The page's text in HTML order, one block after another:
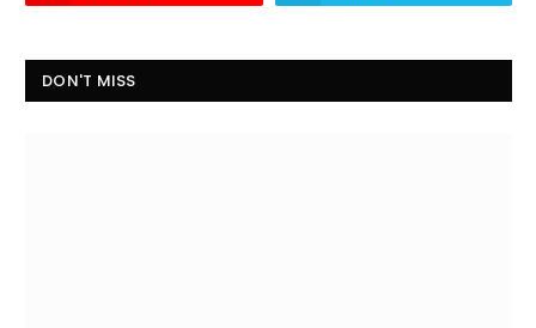
DON'T MISS